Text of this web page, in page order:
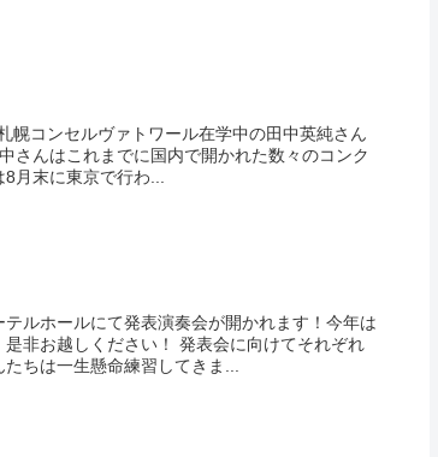
幌コンセルヴァトワール在学中の田中英純さん
さんはこれまでに国内で開かれた数々のコンク
月末に東京で行わ...
ルホールにて発表演奏会が開かれます！今年は
非お越しください！ 発表会に向けてそれぞれ
ちは一生懸命練習してきま...